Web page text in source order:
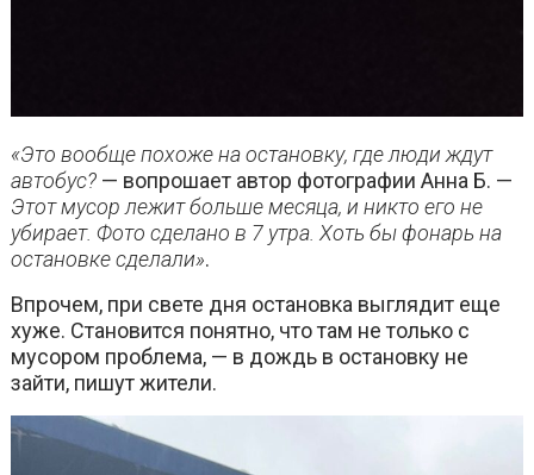
«Это вообще похоже на остановку, где люди ждут
автобус? — вопрошает автор фотографии Анна Б. —
Этот мусор лежит больше месяца, и никто его не
убирает. Фото сделано в 7 утра. Хоть бы фонарь на
остановке сделали».
Впрочем, при свете дня остановка выглядит еще
хуже. Становится понятно, что там не только с
мусором проблема, — в дождь в остановку не
зайти, пишут жители.